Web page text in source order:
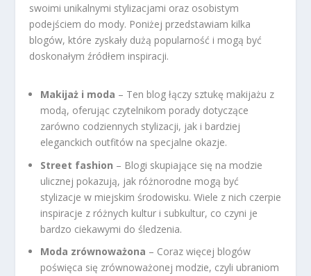
swoimi unikalnymi stylizacjami oraz osobistym
podejściem do mody. Poniżej przedstawiam kilka
blogów, które zyskały dużą popularność i mogą być
doskonałym źródłem inspiracji.
Makijaż i moda – Ten blog łączy sztukę makijażu z
modą, oferując czytelnikom porady dotyczące
zarówno codziennych stylizacji, jak i bardziej
eleganckich outfitów na specjalne okazje.
Street fashion – Blogi skupiające się na modzie
ulicznej pokazują, jak różnorodne mogą być
stylizacje w miejskim środowisku. Wiele z nich czerpie
inspiracje z różnych kultur i subkultur, co czyni je
bardzo ciekawymi do śledzenia.
Moda zrównoważona – Coraz więcej blogów
poświęca się zrównoważonej modzie, czyli ubraniom